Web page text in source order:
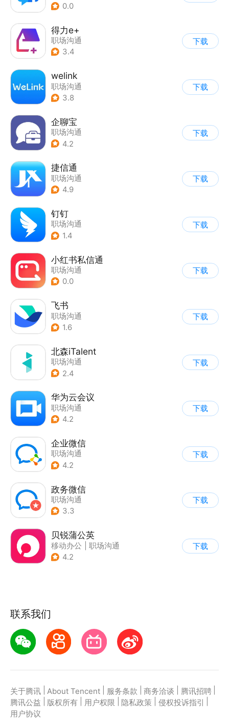
0.0
得力e+
职场沟通
3.4
下载
welink
职场沟通
3.8
下载
企聊宝
职场沟通
4.2
下载
捷信通
职场沟通
4.9
下载
钉钉
职场沟通
1.4
下载
小红书私信通
职场沟通
0.0
下载
飞书
职场沟通
1.6
下载
北森iTalent
职场沟通
2.4
下载
华为云会议
职场沟通
4.2
下载
企业微信
职场沟通
4.2
下载
政务微信
职场沟通
3.3
下载
贝锐蒲公英
移动办公
职场沟通
4.2
下载
联系我们
关于腾讯 About Tencent 服务条款 商务洽谈 腾讯招聘
腾讯公益
版权所有 用户权限 隐私政策 侵权投诉指引
用户协议